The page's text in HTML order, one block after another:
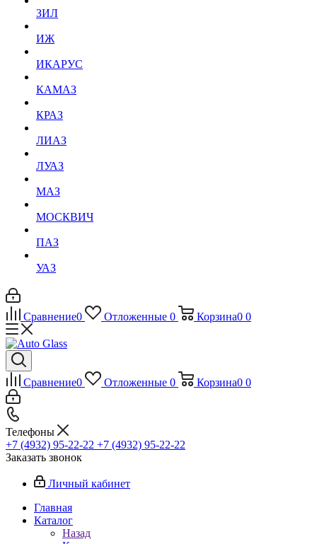
ЗИЛ
ИЖ
ИКАРУС
КАМАЗ
КРАЗ
ЛИАЗ
ЛУАЗ
МАЗ
МОСКВИЧ
ПАЗ
УАЗ
Сравнение0 Отложенные 0 Корзина0 0
Сравнение0 Отложенные 0 Корзина0 0
Телефоны
+7 (4932) 95-22-22 +7 (4932) 95-22-22
Заказать звонок
Личный кабинет
Главная
Каталог
Назад